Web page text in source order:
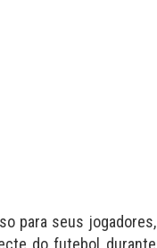
para seus jogadores,
do futebol durante